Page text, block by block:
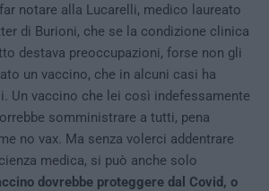
notare alla Lucarelli, medico laureato
di Burioni, che se la condizione clinica
destava preoccupazioni, forse non gli
un vaccino, che in alcuni casi ha
Un vaccino che lei così indefessamente
somministrare a tutti, pena
no vax. Ma senza volerci addentrare
medica, si può anche solo
dovrebbe proteggere dal Covid, o